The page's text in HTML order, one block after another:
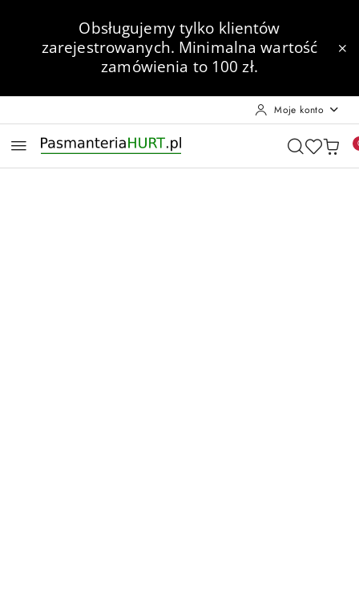
Przejdź do treści głównej
Przejdź do wyszukiwarki
Przejdź do moje konto
Przejdź do menu głównego
Przejdź do opisu produktu
Przejdź do stopki
Obsługujemy tylko klientów
zarejestrowanych. Minimalna wartość
zamówienia to 100 zł.
Moje konto